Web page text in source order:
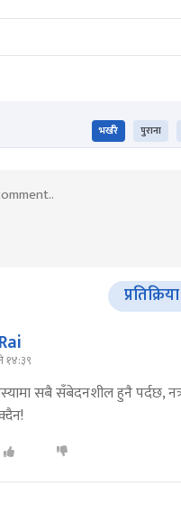
भर्खरै पुराना
१४:३९
सबै सँबेदनशील हुनै पर्दछ,